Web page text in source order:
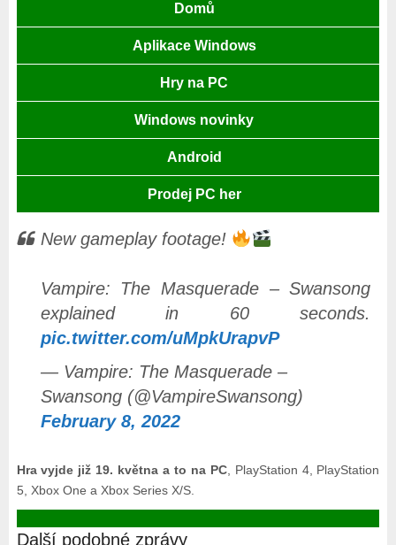
Domů
Aplikace Windows
Hry na PC
Windows novinky
Android
Prodej PC her
New gameplay footage!
Vampire: The Masquerade – Swansong
explained in 60 seconds.
pic.twitter.com/uMpkUrapvP
— Vampire: The Masquerade –
Swansong (@VampireSwansong)
February 8, 2022
Hra vyjde již 19. května a to na PC, PlayStation 4, PlayStation
5, Xbox One a Xbox Series X/S.
Další podobné zprávy